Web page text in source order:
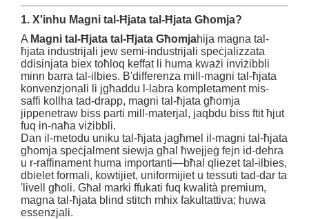
1. X'inhu Magni tal-Ħjata tal-Ħjata Għomja?
A Magni tal-Ħjata tal-Ħjata Għomjahija magna tal-
ħjata industrijali jew semi-industrijali speċjalizzata
ddisinjata biex toħloq keffat li huma kważi inviżibbli
minn barra tal-ilbies. B'differenza mill-magni tal-ħjata
konvenzjonali li jgħaddu l-labra kompletament mis-
saffi kollha tad-drapp, magni tal-ħjata għomja
jippenetraw biss parti mill-materjal, jaqbdu biss ftit ħjut
fuq in-naħa viżibbli.
Dan il-metodu uniku tal-ħjata jagħmel il-magni tal-ħjata
għomja speċjalment siewja għal ħwejjeġ fejn id-dehra
u r-raffinament huma importanti—bħal qliezet tal-ilbies,
dbielet formali, kowtijiet, uniformijiet u tessuti tad-dar ta
'livell għoli. Għal marki ffukati fuq kwalità premium,
magna tal-ħjata blind stitch mhix fakultattiva; huwa
essenzjali.